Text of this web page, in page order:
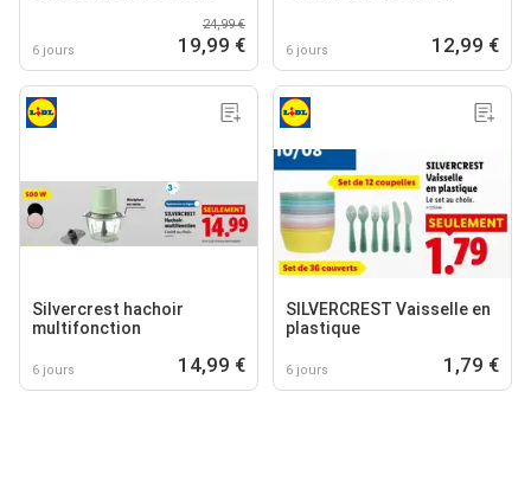
6 jours
24,99 €
19,99 € 6 jours 12,99 €
Silvercrest hachoir
multifonction
6 jours 14,99 €
SILVERCREST Vaisselle en
plastique
6 jours 1,79 €